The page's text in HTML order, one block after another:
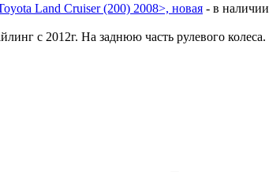
Land Cruiser (200) 2008>, новая - в наличии
с 2012г. На заднюю часть рулевого колеса.